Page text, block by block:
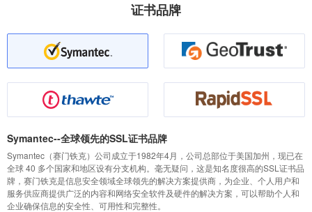
证书品牌
Symantec--全球领先的SSL证书品牌
Symantec（赛门铁克）公司成立于1982年4月，公司总部位于美国加州，现已在
全球 40 多个国家和地区设有分支机构。毫无疑问，这是知名度很高的SSL证书品
牌，赛门铁克是信息安全领域全球领先的解决方案提供商，为企业、个人用户和
服务供应商提供广泛的内容和网络安全软件及硬件的解决方案，可以帮助个人和
企业确保信息的安全性、可用性和完整性。